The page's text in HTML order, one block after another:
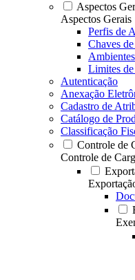
Aspectos
Aspectos Gerais
Perfis de
Chaves
Ambientes
Limites
Autenticação
Anexação
Cadastro de
Catálogo de
Classificação
Controle de
Controle de